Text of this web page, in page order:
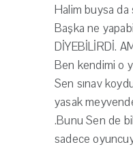
Halim buysa da
Başka ne
DİYEBİLİRDİ.
Ben kendimi o
Sen sınav
yasak
.Bunu Sen de
sadece